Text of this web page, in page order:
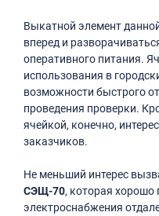
Выкатной элемент
вперед и
оперативного питания.
использования в
возможности быстрого
проведения проверки.
ячейкой, конечно,
заказчиков.
Не меньший интерес
СЭЩ-70, которая хорошо
электроснабжения